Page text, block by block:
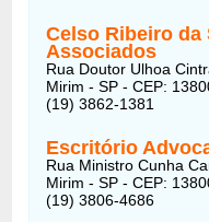
Celso Ribeiro
Associados
Rua Doutor Ulhoa
Mirim - SP - CEP:
(19) 3862-1381
Escritório
Rua Ministro Cunha
Mirim - SP - CEP:
(19) 3806-4686